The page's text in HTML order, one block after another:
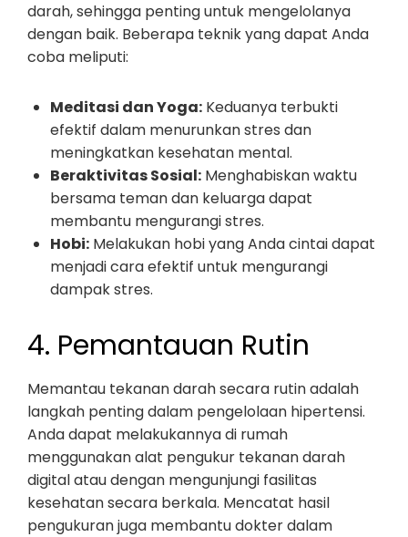
darah, sehingga penting untuk mengelolanya
dengan baik. Beberapa teknik yang dapat Anda
coba meliputi:
Meditasi dan Yoga: Keduanya terbukti
efektif dalam menurunkan stres dan
meningkatkan kesehatan mental.
Beraktivitas Sosial: Menghabiskan waktu
bersama teman dan keluarga dapat
membantu mengurangi stres.
Hobi: Melakukan hobi yang Anda cintai dapat
menjadi cara efektif untuk mengurangi
dampak stres.
4. Pemantauan Rutin
Memantau tekanan darah secara rutin adalah
langkah penting dalam pengelolaan hipertensi.
Anda dapat melakukannya di rumah
menggunakan alat pengukur tekanan darah
digital atau dengan mengunjungi fasilitas
kesehatan secara berkala. Mencatat hasil
pengukuran juga membantu dokter dalam